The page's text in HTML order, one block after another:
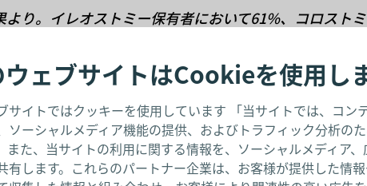
ウェブサイトはCookieを使用し
サイトではクッキーを使用しています 「当サイトでは、コン
ソーシャルメディア機能の提供、およびトラフィック分析の
また、当サイトの利用に関する情報を、ソーシャルメディア
有します。これらのパートナー企業は、お客様が提供した情
り。イレオストミー保有者において61%、コロストミ